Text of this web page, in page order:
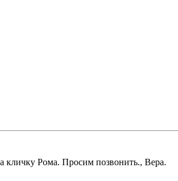
кличку Рома. Просим позвонить., Вера.